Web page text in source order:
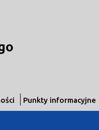
Punkty informacyjne